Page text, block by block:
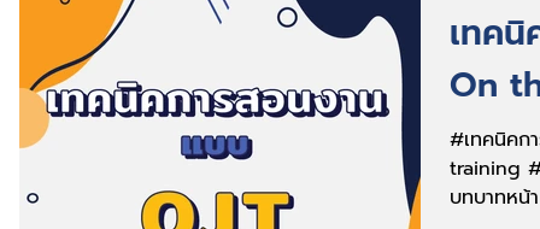
เทค
On
#เทคนิคก
training
บทบาทหน้